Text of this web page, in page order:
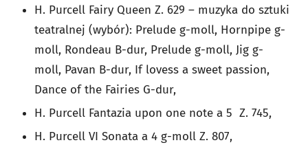
H. Purcell Fairy Queen Z. 629 – muzyka do sztuki
teatralnej (wybór): Prelude g-moll, Hornpipe g-
moll, Rondeau B-dur, Prelude g-moll, Jig g-
moll, Pavan B-dur, If lovess a sweet passion,
Dance of the Fairies G-dur,
H. Purcell Fantazia upon one note a 5 Z. 745,
H. Purcell VI Sonata a 4 g-moll Z. 807,